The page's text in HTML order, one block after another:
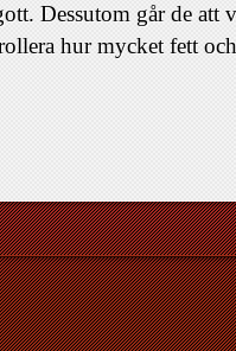
Dessutom går de att
hur mycket fett